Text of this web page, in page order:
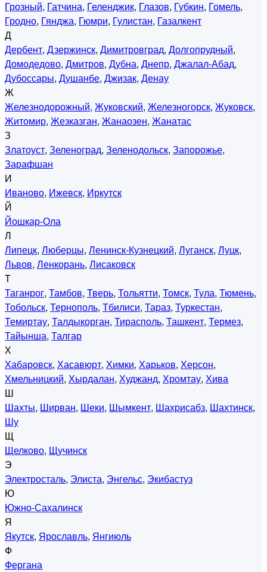
Грозный, Гатчина, Геленджик, Глазов, Губкин, Гомель,
Гродно, Гянджа, Гюмри, Гулистан, Газалкент
Д
Дербент, Дзержинск, Димитровград, Долгопрудный,
Домодедово, Дмитров, Дубна, Днепр, Джалал-Абад,
Дубоссары, Душанбе, Джизак, Денау
Ж
Железнодорожный, Жуковский, Железногорск, Жуковск,
Житомир, Жезказган, Жанаозен, Жанатас
З
Златоуст, Зеленоград, Зеленодольск, Запорожье,
Зарафшан
И
Иваново, Ижевск, Иркутск
Й
Йошкар-Ола
Л
Липецк, Люберцы, Ленинск-Кузнецкий, Луганск, Луцк,
Львов, Ленкорань, Лисаковск
Т
Таганрог, Тамбов, Тверь, Тольятти, Томск, Тула, Тюмень,
Тобольск, Тернополь, Тбилиси, Тараз, Туркестан,
Темиртау, Талдыкорган, Тирасполь, Ташкент, Термез,
Тайынша, Талгар
Х
Хабаровск, Хасавюрт, Химки, Харьков, Херсон,
Хмельницкий, Хырдалан, Худжанд, Хромтау, Хива
Ш
Шахты, Ширван, Шеки, Шымкент, Шахрисабз, Шахтинск,
Шу
Щ
Щелково, Щучинск
Э
Электросталь, Элиста, Энгельс, Экибастуз
Ю
Южно-Сахалинск
Я
Якутск, Ярославль, Янгиюль
Ф
Фергана